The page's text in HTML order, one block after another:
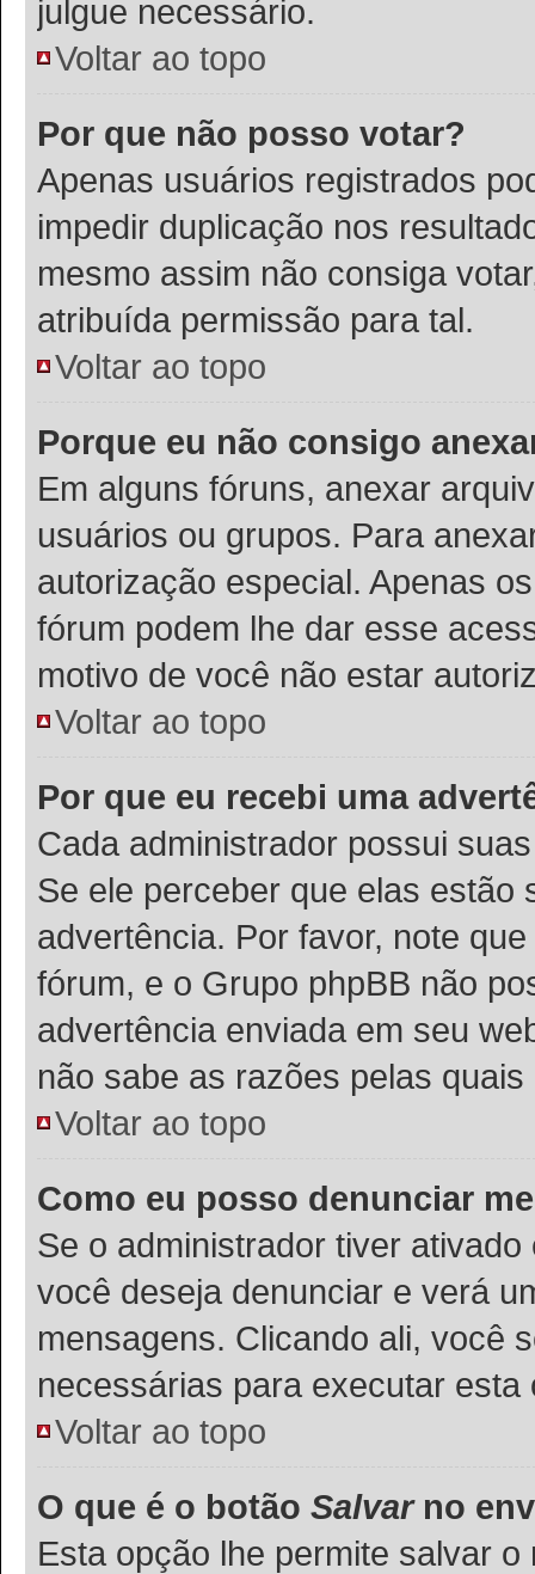
julgue necessário.
Voltar ao topo
Por que não posso votar?
Apenas usuários registrados
impedir duplicação nos
mesmo assim não consiga
atribuída permissão para tal.
Voltar ao topo
Porque eu não consigo
Em alguns fóruns, anexar
usuários ou grupos. Para
autorização especial. Apenas
fórum podem lhe dar esse
motivo de você não estar
Voltar ao topo
Por que eu recebi uma
Cada administrador possui
Se ele perceber que elas
advertência. Por favor, note
fórum, e o Grupo phpBB não
advertência enviada em seu
não sabe as razões pelas
Voltar ao topo
Como eu posso denunciar
Se o administrador tiver
você deseja denunciar e verá
mensagens. Clicando ali, você
necessárias para executar esta
Voltar ao topo
O que é o botão Salvarno
Esta opção lhe permite salvar